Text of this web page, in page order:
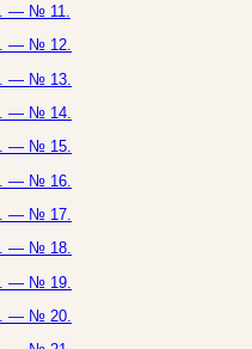
— № 11.
— № 12.
— № 13.
— № 14.
— № 15.
— № 16.
— № 17.
— № 18.
— № 19.
— № 20.